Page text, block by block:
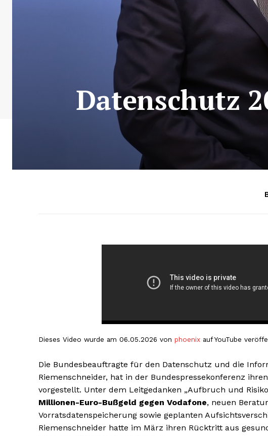
Datenschutz
Dieses Video wurde am 06.05.2026 von phoenix auf YouTube
Die Bundesbeauftragte für den Datenschutz und die
Riemenschneider, hat in der Bundespressekonferenz ihren
vorgestellt. Unter dem Leitgedanken „Aufbruch und
Millionen-Euro-Bußgeld gegen Vodafone, neuen
Vorratsdatenspeicherung sowie geplanten
Riemenschneider hatte im März ihren Rücktritt aus